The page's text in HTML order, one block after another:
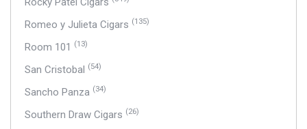
Romeo y Julieta Cigars (135)
Room 101 (13)
San Cristobal (54)
Sancho Panza (34)
Southern Draw Cigars (26)